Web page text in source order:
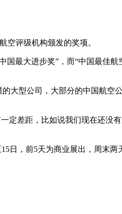
空评级机构颁发的奖项。
最大进步奖”，而“中国最佳航
大型公司，大部分的中国航空
定差距，比如说我们现在还没
日，前5天为商业展出，周末两